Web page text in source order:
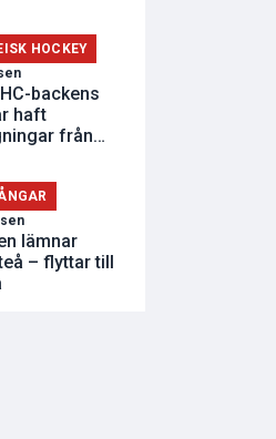
HOCKEY
backens
haft
från
lämnar
– flyttar till